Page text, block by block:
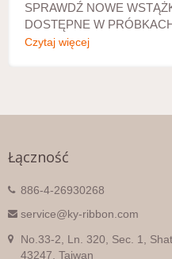
SPRAWDŹ NOWE
DOSTĘPNE W
Czytaj więcej
Łączność
886-4-26930268
service@ky-ribbon.com
No.33-2, Ln. 320, Sec. 1,
43247, Taiwan